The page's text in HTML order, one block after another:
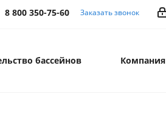
8 800 350-75-60 Заказать звонок
бассейнов Компания